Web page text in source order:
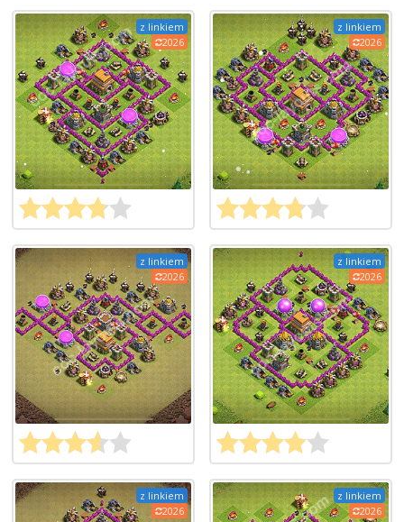
z linkiem
2026
z linkiem
2026
z linkiem
2026
z linkiem
2026
z linkiem
2026
z linkiem
2026